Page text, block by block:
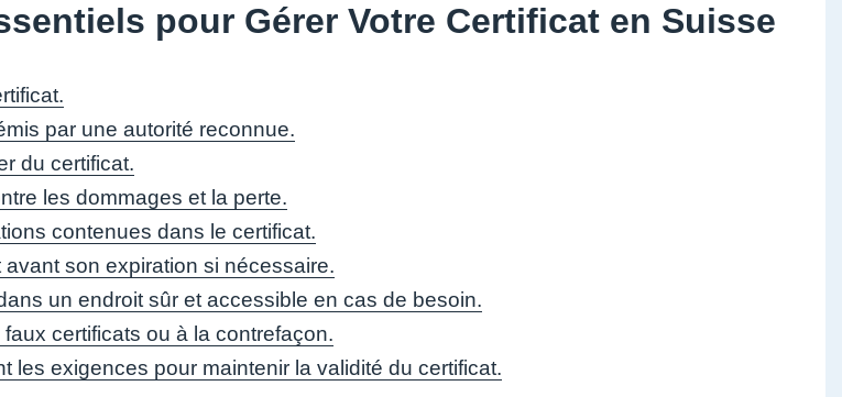
pour Gérer Votre Certificat en Suisse
par une autorité reconnue.
du certificat.
les dommages et la perte.
contenues dans le certificat.
son expiration si nécessaire.
un endroit sûr et accessible en cas de besoin.
certificats ou à la contrefaçon.
les exigences pour maintenir la validité du certificat.